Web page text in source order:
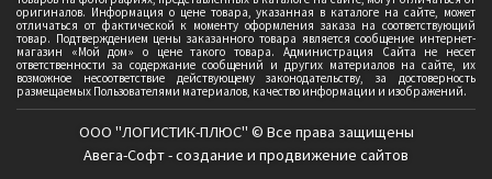
оригиналов. Информация о цене товара, указанная в каталоге на сайте, может
отличаться от фактической к моменту оформления заказа на соответствующий
товар. Подтверждением цены заказанного товара является сообщение интернет-
магазин «Мой дом» о цене такого товара. Администрация Сайта не несет
ответственности за содержание сообщений и других материалов на сайте, их
возможное несоответствие действующему законодательству, за достоверность
размещаемых Пользователями материалов, качество информации и изображений.
ООО "ЛОГИСТИК-ПЛЮС" © Все права защищены
Авега-Софт - создание и продвижение сайтов